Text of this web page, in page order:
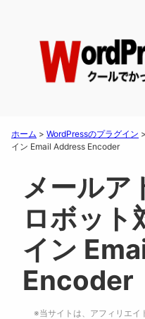
ホーム > WordPressのプラグイン >
イン Email Address Encoder
メールア
ロボット
イン
Encoder
※当サイトは、アフィリエイ